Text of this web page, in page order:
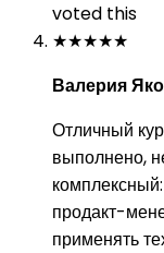
voted this
★★★★★
Валерия
Отличный
выполнено,
продакт-
применять